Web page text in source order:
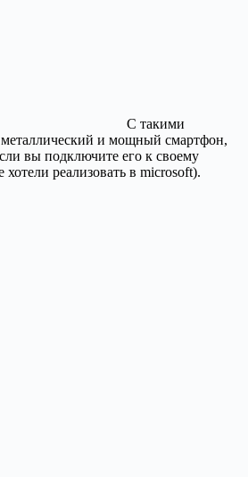
С такими
металлический и мощный смартфон,
вы подключите его к своему
реализовать в microsoft).